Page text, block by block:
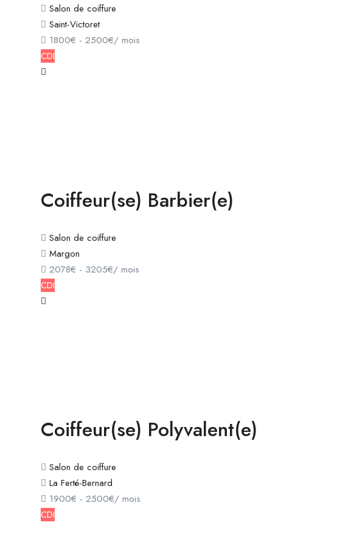
Salon de coiffure
Saint-Victoret
1800€ - 2500€/ mois
CDI
Coiffeur(se) Barbier(e)
Salon de coiffure
Margon
2078€ - 3205€/ mois
CDI
Coiffeur(se) Polyvalent(e)
Salon de coiffure
La Ferté-Bernard
1900€ - 2500€/ mois
CDI